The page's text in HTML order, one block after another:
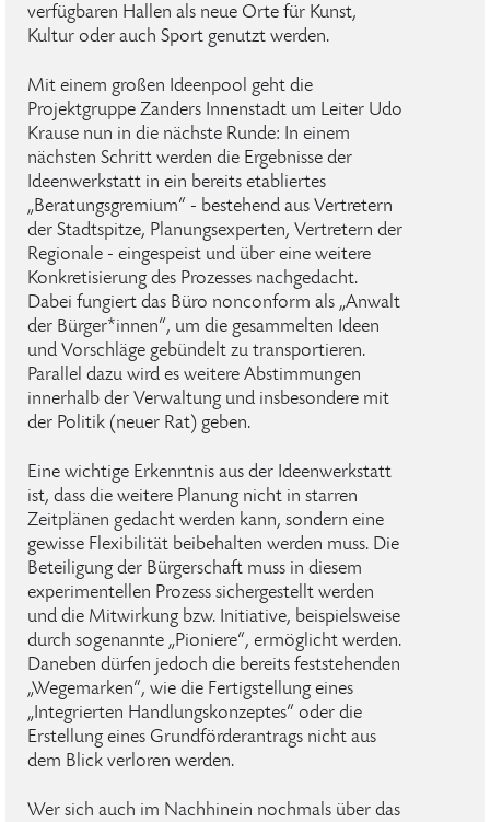
verfügbaren Hallen als neue Orte für Kunst,
Kultur oder auch Sport genutzt werden.
Mit einem großen Ideenpool geht die
Projektgruppe Zanders Innenstadt um Leiter Udo
Krause nun in die nächste Runde: In einem
nächsten Schritt werden die Ergebnisse der
Ideenwerkstatt in ein bereits etabliertes
„Beratungsgremium“ - bestehend aus Vertretern
der Stadtspitze, Planungsexperten, Vertretern der
Regionale - eingespeist und über eine weitere
Konkretisierung des Prozesses nachgedacht.
Dabei fungiert das Büro nonconform als „Anwalt
der Bürger*innen“, um die gesammelten Ideen
und Vorschläge gebündelt zu transportieren.
Parallel dazu wird es weitere Abstimmungen
innerhalb der Verwaltung und insbesondere mit
der Politik (neuer Rat) geben.
Eine wichtige Erkenntnis aus der Ideenwerkstatt
ist, dass die weitere Planung nicht in starren
Zeitplänen gedacht werden kann, sondern eine
gewisse Flexibilität beibehalten werden muss. Die
Beteiligung der Bürgerschaft muss in diesem
experimentellen Prozess sichergestellt werden
und die Mitwirkung bzw. Initiative, beispielsweise
durch sogenannte „Pioniere“, ermöglicht werden.
Daneben dürfen jedoch die bereits feststehenden
„Wegemarken“, wie die Fertigstellung eines
„Integrierten Handlungskonzeptes“ oder die
Erstellung eines Grundförderantrags nicht aus
dem Blick verloren werden.
Wer sich auch im Nachhinein nochmals über das